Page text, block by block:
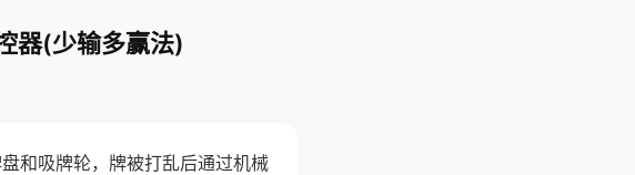
器(少输多赢法)
和吸牌轮，牌被打乱后通过机械